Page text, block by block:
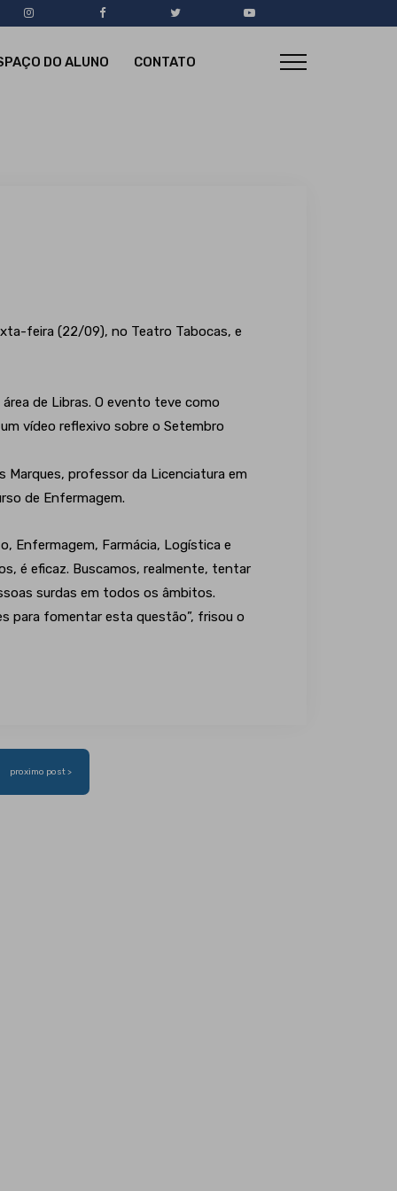
DO ALUNO CONTATO
feira (22/09), no Teatro Tabocas, e
de Libras. O evento teve como
vídeo reflexivo sobre o Setembro
professor da Licenciatura em
de Enfermagem.
Enfermagem, Farmácia, Logística e
é eficaz. Buscamos, realmente, tentar
surdas em todos os âmbitos.
para fomentar esta questão”, frisou o
proximo post >